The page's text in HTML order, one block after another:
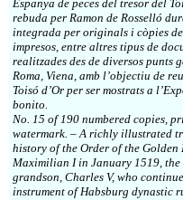
Espanya de peces del tresor del
rebuda per Ramon de Rosselló
integrada per originals i còpies
impresos, entre altres tipus de
realitzades des de diversos
Roma, Viena, amb l’objectiu de
Toisó d’Or per ser mostrats a
bonito.
No. 15 of 190 numbered copies,
watermark. – A richly illustrated
history of the Order of the
Maximilian I in January 1519, the
grandson, Charles V, who
instrument of Habsburg dynastic